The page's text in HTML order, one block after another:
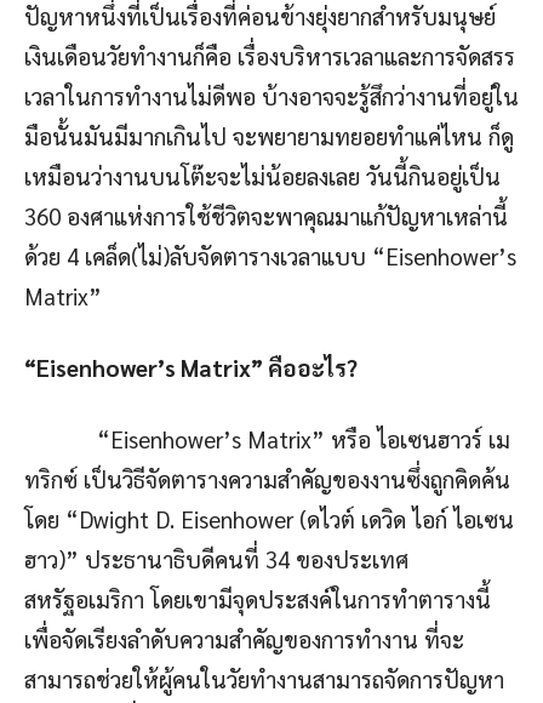
ปัญหาหนึ่งที่เป็นเรื่องที่ค่อนข้างยุ่งยากสำหรับมนุษย์
เงินเดือนวัยทำงานก็คือ เรื่องบริหารเวลาและการจัดสรร
เวลาในการทำงานไม่ดีพอ บ้างอาจจะรู้สึกว่างานที่อยู่ใน
มือนั้นมันมีมากเกินไป จะพยายามทยอยทำแค่ไหน ก็ดู
เหมือนว่างานบนโต๊ะจะไม่น้อยลงเลย วันนี้กินอยู่เป็น
360 องศาแห่งการใช้ชีวิตจะพาคุณมาแก้ปัญหาเหล่านี้
ด้วย 4 เคล็ด(ไม่)ลับจัดตารางเวลาแบบ “Eisenhower’s
Matrix”
“Eisenhower’s Matrix” คืออะไร?
“Eisenhower’s Matrix” หรือ ไอเซนฮาวร์ เม
ทริกซ์ เป็นวิธีจัดตารางความสำคัญของงานซึ่งถูกคิดค้น
โดย “Dwight D. Eisenhower (ดไวต์ เดวิด ไอก์ ไอเซน
ฮาว)” ประธานาธิบดีคนที่ 34 ของประเทศ
สหรัฐอเมริกา โดยเขามีจุดประสงค์ในการทำตารางนี้
เพื่อจัดเรียงลำดับความสำคัญของการทำงาน ที่จะ
สามารถช่วยให้ผู้คนในวัยทำงานสามารถจัดการปัญหา